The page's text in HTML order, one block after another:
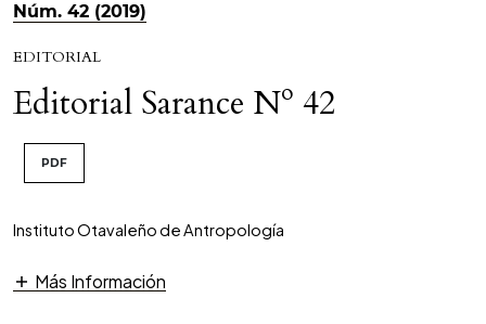
Núm. 42 (2019)
EDITORIAL
Editorial Sarance Nº 42
PDF
Instituto Otavaleño de Antropología
Más Información